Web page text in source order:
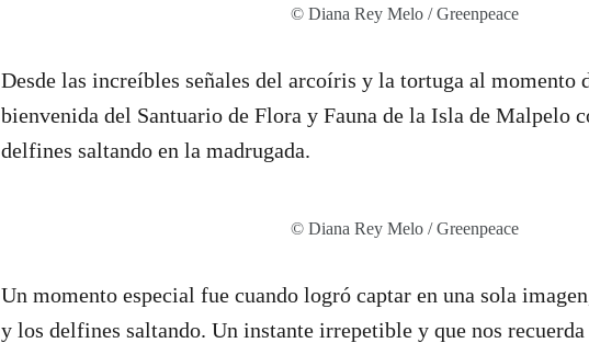
© Diana Rey Melo / Greenpeace
Desde las increíbles señales del arcoíris y la tortuga al momento
bienvenida del Santuario de Flora y Fauna de la Isla de Malpelo
delfines saltando en la madrugada.
© Diana Rey Melo / Greenpeace
Un momento especial fue cuando logró captar en una sola
y los delfines saltando. Un instante irrepetible y que nos